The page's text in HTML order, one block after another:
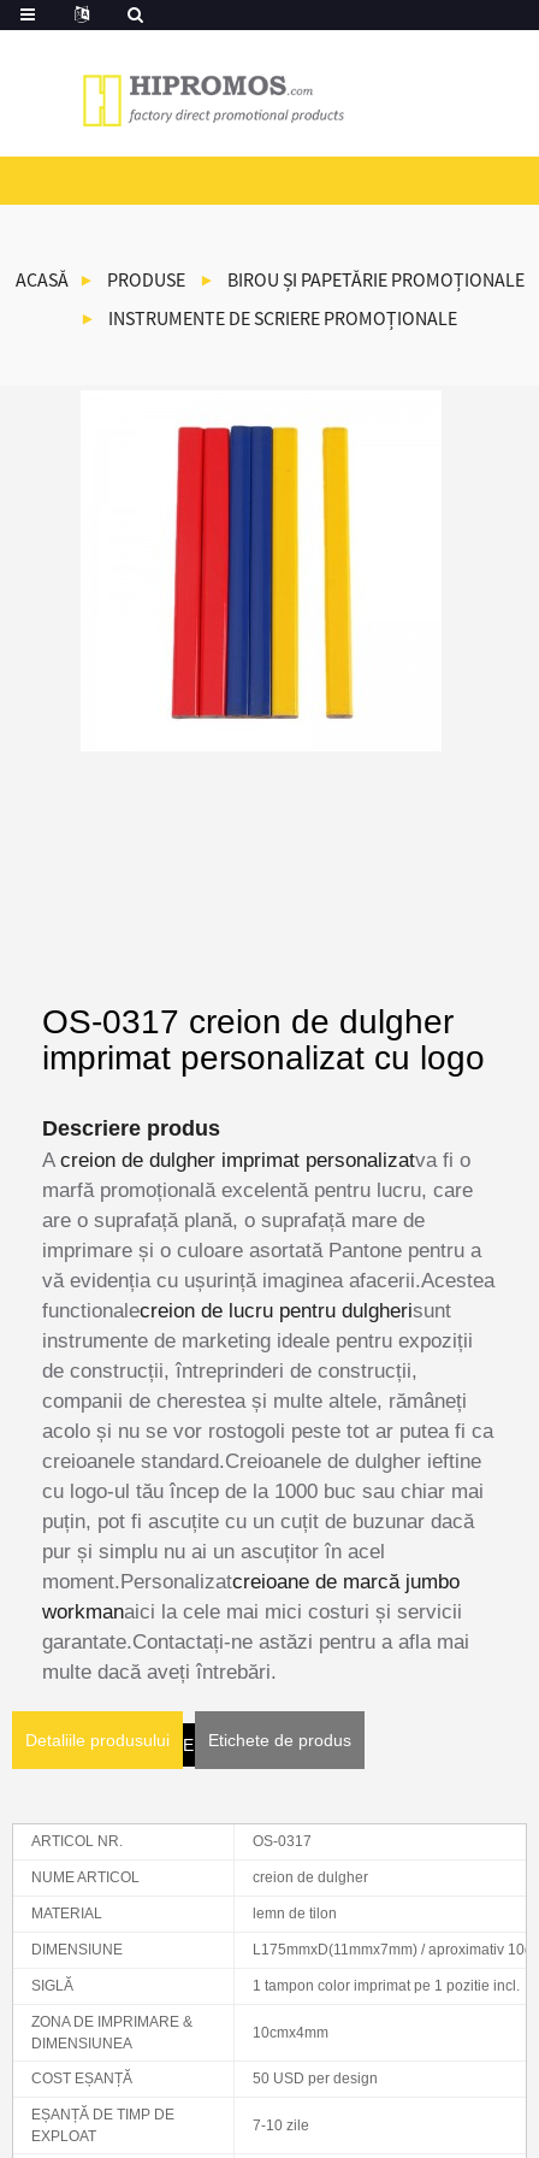
ACASĂ PRODUSE
BIROU ȘI PAPETĂRIE PROMOȚIONALE
INSTRUMENTE DE SCRIERE PROMOȚIONALE
OS-0317 creion de dulgher
imprimat personalizat cu logo
Descriere produs
A creion de dulgher imprimat personalizatva fi o
marfă promoțională excelentă pentru lucru, care
are o suprafață plană, o suprafață mare de
imprimare și o culoare asortată Pantone pentru a
vă evidenția cu ușurință imaginea afacerii.Acestea
functionalecreion de lucru pentru dulgherisunt
instrumente de marketing ideale pentru expoziții
de construcții, întreprinderi de construcții,
companii de cherestea și multe altele, rămâneți
acolo și nu se vor rostogoli peste tot ar putea fi ca
creioanele standard.Creioanele de dulgher ieftine
cu logo-ul tău încep de la 1000 buc sau chiar mai
puțin, pot fi ascuțite cu un cuțit de buzunar dacă
pur și simplu nu ai un ascuțitor în acel
moment.Personalizatcreioane de marcă jumbo
workmanaici la cele mai mici costuri și servicii
garantate.Contactați-ne astăzi pentru a afla mai
multe dacă aveți întrebări.
CLICK AICI PENTRU EMAIL
Detaliile produsului Etichete de produs
ARTICOL NR. OS-0317
NUME ARTICOL creion de dulgher
MATERIAL lemn de tilon
DIMENSIUNE L175mmxD(11mmx7mm) / aproximativ 10gr
SIGLĂ 1 tampon color imprimat pe 1 pozitie incl.
ZONA DE IMPRIMARE &
DIMENSIUNEA
10cmx4mm
COST EȘANȚĂ 50 USD per design
EȘANȚĂ DE TIMP DE
EXPLOAT
7-10 zile